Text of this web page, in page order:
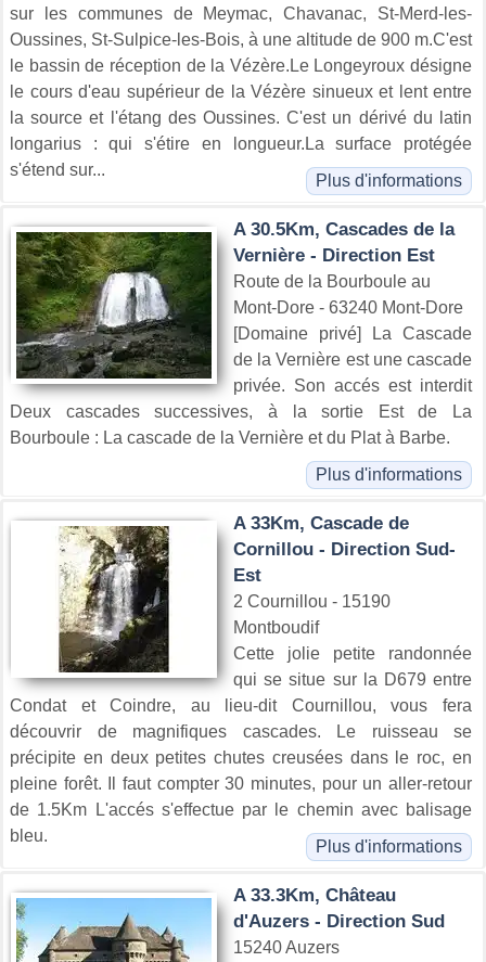
sur les communes de Meymac, Chavanac, St-Merd-les-
Oussines, St-Sulpice-les-Bois, à une altitude de 900 m.C'est
le bassin de réception de la Vézère.Le Longeyroux désigne
le cours d'eau supérieur de la Vézère sinueux et lent entre
la source et l'étang des Oussines. C'est un dérivé du latin
longarius : qui s'étire en longueur.La surface protégée
s'étend sur...
Plus d'informations
A 30.5Km, Cascades de la
Vernière - Direction Est
Route de la Bourboule au
Mont-Dore - 63240 Mont-Dore
[Domaine privé] La Cascade
de la Vernière est une cascade
privée. Son accés est interdit
Deux cascades successives, à la sortie Est de La
Bourboule : La cascade de la Vernière et du Plat à Barbe.
Plus d'informations
A 33Km, Cascade de
Cornillou - Direction Sud-
Est
2 Cournillou - 15190
Montboudif
Cette jolie petite randonnée
qui se situe sur la D679 entre
Condat et Coindre, au lieu-dit Cournillou, vous fera
découvrir de magnifiques cascades. Le ruisseau se
précipite en deux petites chutes creusées dans le roc, en
pleine forêt. Il faut compter 30 minutes, pour un aller-retour
de 1.5Km L'accés s'effectue par le chemin avec balisage
bleu.
Plus d'informations
A 33.3Km, Château
d'Auzers - Direction Sud
15240 Auzers